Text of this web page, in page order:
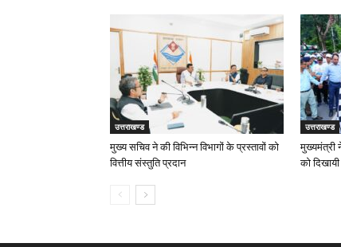
उत्तराखण्ड
मुख्य सचिव ने की विभिन्न विभागों के प्रस्तावों को
वित्तीय संस्तुति प्रदान
उत्तराखण्ड
मुख्यमंत्री
को